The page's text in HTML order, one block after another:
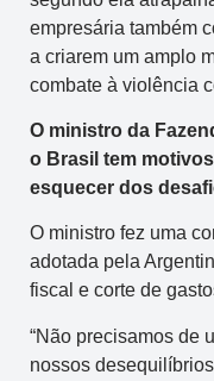
empresária também
a criarem um amplo
combate à violência
O ministro da
o Brasil tem
esquecer dos
O ministro fez uma
adotada pela
fiscal e corte de
“Não precisamos de
nossos